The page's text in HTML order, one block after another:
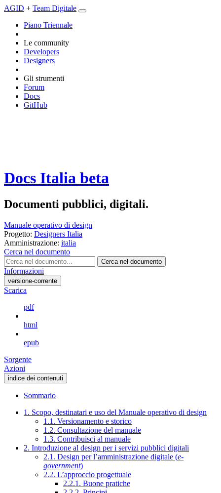
AGID + Team Digitale
Piano Triennale
Le community
Developers
Designers
Gli strumenti
Forum
Docs
GitHub
Docs Italia beta
Documenti pubblici, digitali.
Manuale operativo di design
Progetto: Designers Italia
Amministrazione: italia
Cerca nel documento
Cerca nel documento
Informazioni
versione-corrente
Scarica
pdf
html
epub
Sorgente
Azioni
indice dei contenuti
Sommario
1. Scopo, destinatari e uso del Manuale operativo di design
1.1. Versionamento e storico
1.2. Consultazione del manuale
1.3. Contribuisci al manuale
2. Introduzione al design per i servizi pubblici digitali
2.1. Design per l’amministrazione digitale (e-
government)
2.2. L’approccio progettuale
2.2.1. Buone pratiche